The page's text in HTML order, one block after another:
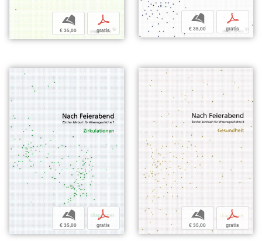
b
€ 35,00
p
gratis
b
€ 35,00
p
gratis
b
€ 35,00
p
gratis
b
€ 35,00
p
gratis